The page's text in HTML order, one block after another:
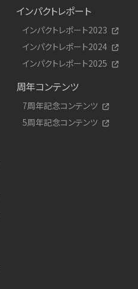
インパクトレポート
インパクトレポート2023
インパクトレポート2024
インパクトレポート2025
周年コンテンツ
7周年記念コンテンツ
5周年記念コンテンツ